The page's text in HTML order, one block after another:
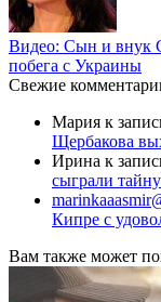
Видео: Сын и внук
побега с Украины
Свежие
Мария к
Щербакова
Ирина к
сыграли
Кипре с
Вам также может